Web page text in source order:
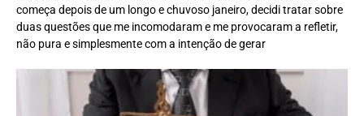
começa depois de um longo e chuvoso janeiro, decidi tratar sobre
duas questões que me incomodaram e me provocaram a refletir,
não pura e simplesmente com a intenção de gerar